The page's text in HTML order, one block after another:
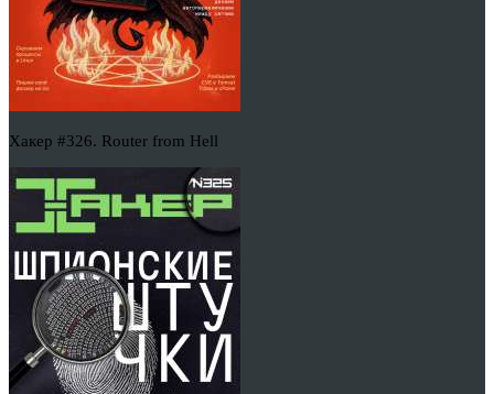
Хакер #326. Router from Hell